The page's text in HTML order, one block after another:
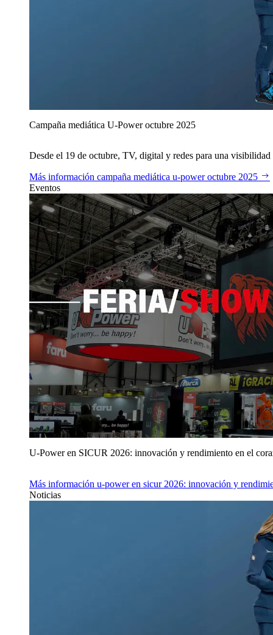
Campaña mediática U‑Power octubre 2025
Desde el 19 de octubre, TV, digital y redes para una
Más información campaña mediática u‑power octubre 2025
Eventos
U‑Power en SICUR 2026: innovación y rendimiento en el
Más información u‑power en sicur 2026: innovación y
Noticias